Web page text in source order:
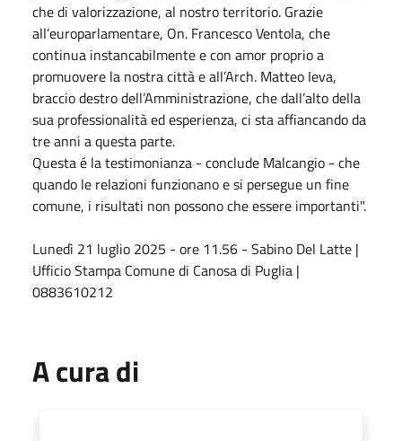
che di valorizzazione, al nostro territorio. Grazie
all’europarlamentare, On. Francesco Ventola, che
continua instancabilmente e con amor proprio a
promuovere la nostra città e all’Arch. Matteo Ieva,
braccio destro dell’Amministrazione, che dall’alto della
sua professionalità ed esperienza, ci sta affiancando da
tre anni a questa parte.
Questa é la testimonianza - conclude Malcangio - che
quando le relazioni funzionano e si persegue un fine
comune, i risultati non possono che essere importanti".
Lunedì 21 luglio 2025 - ore 11.56 - Sabino Del Latte |
Ufficio Stampa Comune di Canosa di Puglia |
0883610212
A cura di